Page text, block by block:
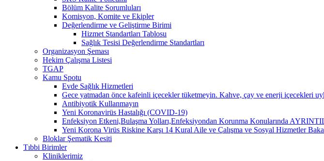
Bölüm Kalite Sorumluları
Komisyon, Komite ve Ekipler
Değerlendirme ve Geliştirme Birimi
Hizmet Standartları Tablosu
Sağlık Tesisi Değerlendirme Standartları
Organizasyon Şeması
Hekim Çalışma Listesi
TGAP
Kamu Spotu
Evde Sağlık Hizmetleri
Gece yatmadan önce kafeinli içecekler tüketmeyin. Kahve, çay ve enerji içecekleri
Antibiyotik Kullanmayın
Yeni Koronavirüs Hastalığı (COVID-19)
Enfeksiyon Etkeni,Bulaşma Yolları,Enfeksiyondan Korunma Konularında
Yeni Korona Virüs Riskine Karşı 14 Kural Aile ve Çalışma ve Sosyal Hizmetler
Bloklar Şematik Kesiti
Tıbbi Birimler
Kliniklerimiz